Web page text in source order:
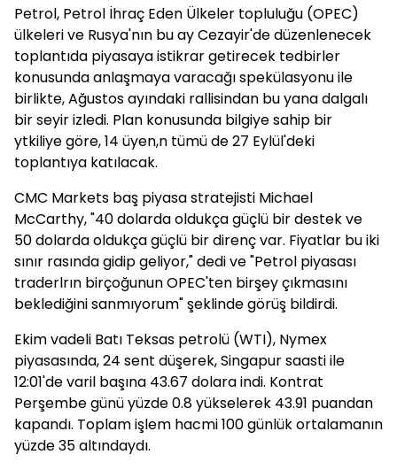
Petrol, Petrol İhraç Eden Ülkeler topluluğu (OPEC)
ülkeleri ve Rusya'nın bu ay Cezayir'de düzenlenecek
toplantıda piyasaya istikrar getirecek tedbirler
konusunda anlaşmaya varacağı spekülasyonu ile
birlikte, Ağustos ayındaki rallisindan bu yana dalgalı
bir seyir izledi. Plan konusunda bilgiye sahip bir
ytkiliye göre, 14 üyen,n tümü de 27 Eylül'deki
toplantıya katılacak.
CMC Markets baş piyasa stratejisti Michael
McCarthy, "40 dolarda oldukça güçlü bir destek ve
50 dolarda oldukça güçlü bir direnç var. Fiyatlar bu iki
sınır rasında gidip geliyor," dedi ve "Petrol piyasası
traderlrın birçoğunun OPEC'ten birşey çıkmasını
beklediğini sanmıyorum" şeklinde görüş bildirdi.
Ekim vadeli Batı Teksas petrolü (WTI), Nymex
piyasasında, 24 sent düşerek, Singapur saasti ile
12:01'de varil başına 43.67 dolara indi. Kontrat
Perşembe günü yüzde 0.8 yükselerek 43.91 puandan
kapandı. Toplam işlem hacmi 100 günlük ortalamanın
yüzde 35 altındaydı.